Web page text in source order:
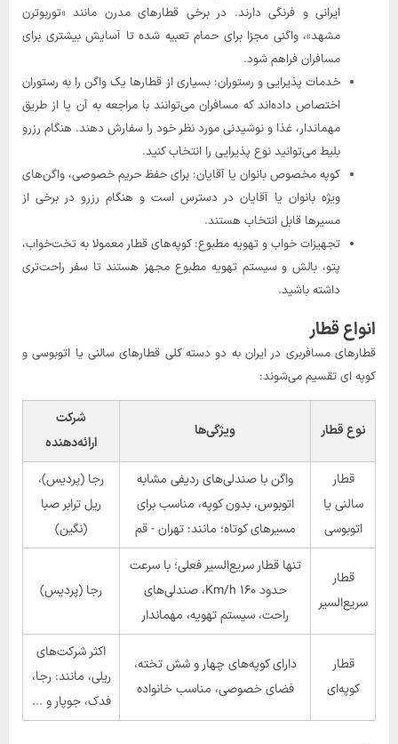
ایرانی و فرنگی دارند. در برخی قطارهای مدرن مانند «توربوترن
مشهد»، واگنی مجزا برای حمام تعبیه شده تا آسایش بیشتری برای
مسافران فراهم شود.
خدمات پذیرایی و رستوران: بسیاری از قطارها یک واگن را به رستوران
اختصاص داده‌اند که مسافران می‌توانند با مراجعه به آن یا از طریق
مهماندار، غذا و نوشیدنی مورد نظر خود را سفارش دهند. هنگام رزرو
بلیط می‌توانید نوع پذیرایی را انتخاب کنید.
کوپه‌ مخصوص بانوان یا آقایان: برای حفظ حریم خصوصی، واگن‌های
ویژه بانوان یا آقایان در دسترس است و هنگام رزرو در برخی از
مسیرها قابل انتخاب هستند.
تجهیزات خواب و تهویه مطبوع: کوپه‌های قطار معمولا به تخت‌خواب،
پتو، بالش و سیستم تهویه مطبوع مجهز هستند تا سفر راحت‌تری
داشته باشید.
انواع قطار
قطارهای مسافربری در ایران به دو دسته کلی قطارهای سالنی یا اتوبوسی و
کوپه ای تقسیم می‌شوند:
نوع قطار ویژگی‌ها
شرکت
ارائه‌دهنده
قطار
سالنی یا
اتوبوسی
واگن با صندلی‌های ردیفی مشابه
اتوبوس، بدون کوپه، مناسب برای
مسیرهای کوتاه؛ مانند: تهران - قم
رجا (پردیس)،
ریل ترابر صبا
(نگین)
قطار
سریع‌السیر
تنها قطار سریع‌السیر فعلی؛ با سرعت
حدود ۱۶۰ Km/h، صندلی‌های
راحت، سیستم تهویه، مهماندار
رجا (پردیس)
قطار
کوپه‌ای
دارای کوپه‌های چهار و شش تخته،
فضای خصوصی، مناسب خانواده
اکثر شرکت‌های
ریلی، مانند: رجا،
فدک، جوپار و ...